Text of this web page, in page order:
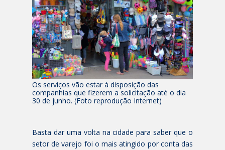
Os serviços vão estar à disposição das
companhias que fizerem a solicitação até o dia
30 de junho. (Foto reprodução Internet)
Basta dar uma volta na cidade para saber que o
setor de varejo foi o mais atingido por conta das